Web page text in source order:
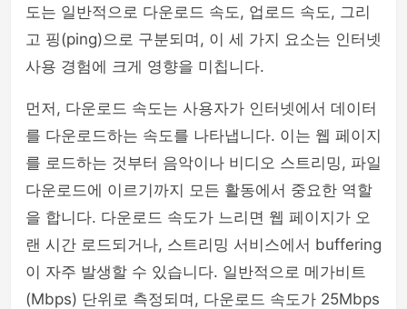
도는 일반적으로 다운로드 속도, 업로드 속도, 그리
고 핑(ping)으로 구분되며, 이 세 가지 요소는 인터넷
사용 경험에 크게 영향을 미칩니다.
먼저, 다운로드 속도는 사용자가 인터넷에서 데이터
를 다운로드하는 속도를 나타냅니다. 이는 웹 페이지
를 로드하는 것부터 음악이나 비디오 스트리밍, 파일
다운로드에 이르기까지 모든 활동에서 중요한 역할
을 합니다. 다운로드 속도가 느리면 웹 페이지가 오
랜 시간 로드되거나, 스트리밍 서비스에서 buffering
이 자주 발생할 수 있습니다. 일반적으로 메가비트
(Mbps) 단위로 측정되며, 다운로드 속도가 25Mbps